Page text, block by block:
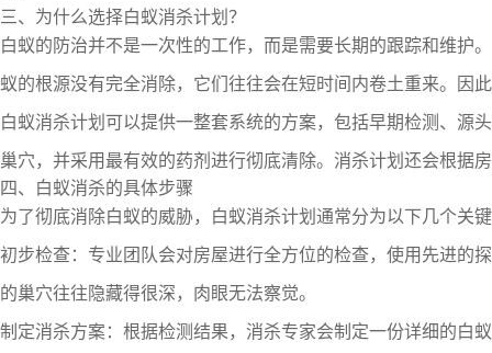
三、为什么选择白蚁消杀计划？
白蚁的防治并不是一次性的工作，而是需要长期的跟踪和维护
蚁的根源没有完全消除，它们往往会在短时间内卷土重来。因
白蚁消杀计划可以提供一整套系统的方案，包括早期检测、源
巢穴，并采用最有效的药剂进行彻底清除。消杀计划还会根据
四、白蚁消杀的具体步骤
为了彻底消除白蚁的威胁，白蚁消杀计划通常分为以下几个关
初步检查：专业团队会对房屋进行全方位的检查，使用先进的
的巢穴往往隐藏得很深，肉眼无法察觉。
制定消杀方案：根据检测结果，消杀专家会制定一份详细的白